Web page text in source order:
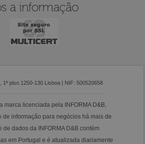
a informação
piso 1250-130 Lisboa | NIF: 500520658
marca licenciada pela INFORMA D&B,
de informação para negócios há mais de
de dados da INFORMA D&B contém
em Portugal e é atualizada diariamente